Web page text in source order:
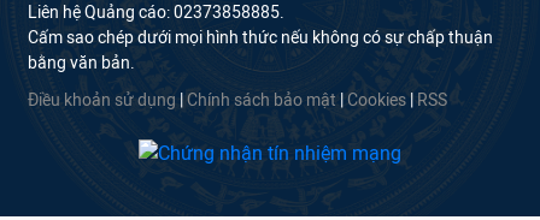
Liên hệ Quảng cáo: 02373858885.
Cấm sao chép dưới mọi hình thức nếu không có sự chấp thuận
bằng văn bản.
Điều khoản sử dụng Chính sách bảo mật Cookies RSS